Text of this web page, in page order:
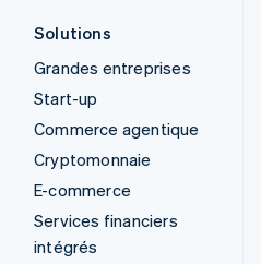
Solutions
Grandes entreprises
Start-up
Commerce agentique
Cryptomonnaie
E-commerce
Services financiers
intégrés